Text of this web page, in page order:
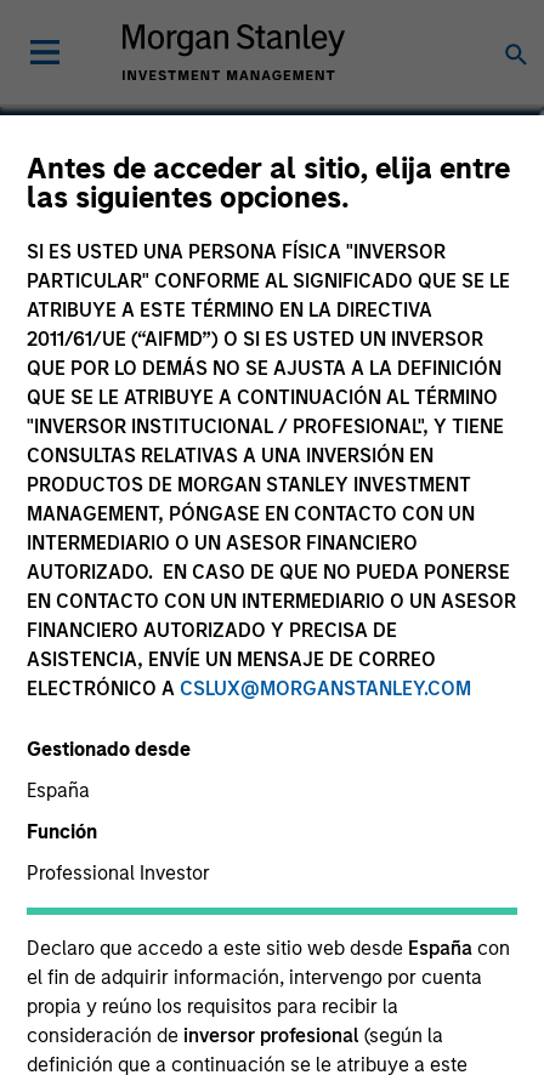
Antes de acceder al sitio, elija entre
las siguientes opciones.
SI ES USTED UNA PERSONA FÍSICA "INVERSOR
PARTICULAR" CONFORME AL SIGNIFICADO QUE SE LE
ATRIBUYE A ESTE TÉRMINO EN LA DIRECTIVA
2011/61/UE (“AIFMD”) O SI ES USTED UN INVERSOR
QUE POR LO DEMÁS NO SE AJUSTA A LA DEFINICIÓN
QUE SE LE ATRIBUYE A CONTINUACIÓN AL TÉRMINO
"INVERSOR INSTITUCIONAL / PROFESIONAL", Y TIENE
CONSULTAS RELATIVAS A UNA INVERSIÓN EN
PRODUCTOS DE MORGAN STANLEY INVESTMENT
MANAGEMENT, PÓNGASE EN CONTACTO CON UN
INTERMEDIARIO O UN ASESOR FINANCIERO
AUTORIZADO. EN CASO DE QUE NO PUEDA PONERSE
EN CONTACTO CON UN INTERMEDIARIO O UN ASESOR
FINANCIERO AUTORIZADO Y PRECISA DE
ASISTENCIA, ENVÍE UN MENSAJE DE CORREO
ELECTRÓNICO A CSLUX@MORGANSTANLEY.COM
Gestionado desde
España
Función
Professional Investor
Declaro que accedo a este sitio web desde España con
el fin de adquirir información, intervengo por cuenta
propia y reúno los requisitos para recibir la
consideración de inversor profesional(según la
definición que a continuación se le atribuye a este
Tom Cahill
Co-Head of Tactical Value
YEARS OF INDUSTRY EXPERIENCE
EQUIPO
Morgan Stanley Tactical Value
Our team's structuring expertise,